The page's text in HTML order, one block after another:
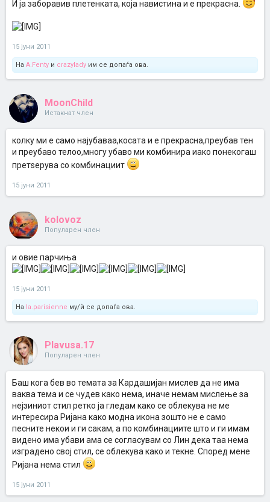
И ја заборавив плетенката, која навистина и е прекрасна.
15 јуни 2011
На A.Fenty и crazylady им се допаѓа ова.
MoonChild
Истакнат член
колку ми е само најубаваа,косата и е прекрасна,преубав тен
и преубаво телоо,многу убаво ми комбинира иако понекогаш
претѕерува со комбинациит
15 јуни 2011
kolovoz
Популарен член
и овие парчиња
15 јуни 2011
На la.parisienne му/ѝ се допаѓа ова.
Plavusa.17
Популарен член
Баш кога бев во темата за Кардашијан мислев да не има
ваква тема и се чудев како нема, иначе немам мислење за
нејзиниот стил ретко ја гледам како се облекува не ме
интересира Ријана како модна икона зошто не е само
песните некои и ги сакам, а по комбинациите што и ги имам
видено има убави ама се согласувам со Лин дека таа нема
изградено свој стил, се облекува како и текне. Според мене
Ријана нема стил
15 јуни 2011